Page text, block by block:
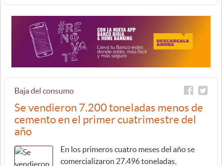
Baja del consumo
Se vendieron 7.200 toneladas menos de
cemento en el primer cuatrimestre del
año
En los primeros cuatro meses del año se
comercializaron 27.496 toneladas,